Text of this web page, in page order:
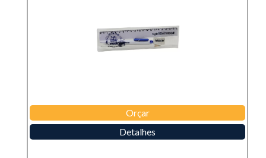
Orçar
Detalhes